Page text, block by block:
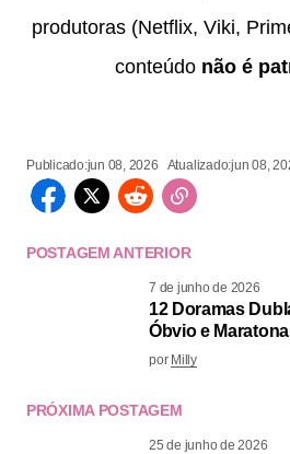
produtoras (Netflix, Viki,
conteúdo não é
Publicado:jun 08, 2026 Atualizado:jun 08,
POSTAGEM ANTERIOR
7 de junho de 2026
12 Doramas
Óbvio e
por Milly
PRÓXIMA POSTAGEM
25 de junho de 2026